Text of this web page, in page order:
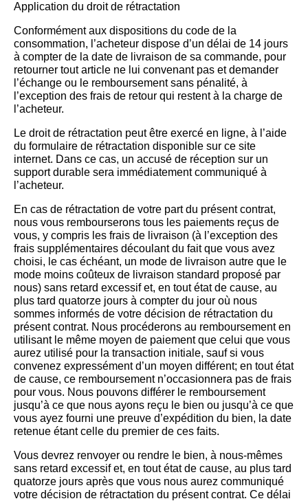
Application du droit de rétractation
Conformément aux dispositions du code de la
consommation, l’acheteur dispose d’un délai de 14 jours
à compter de la date de livraison de sa commande, pour
retourner tout article ne lui convenant pas et demander
l’échange ou le remboursement sans pénalité, à
l’exception des frais de retour qui restent à la charge de
l’acheteur.
Le droit de rétractation peut être exercé en ligne, à l’aide
du formulaire de rétractation disponible sur ce site
internet. Dans ce cas, un accusé de réception sur un
support durable sera immédiatement communiqué à
l’acheteur.
En cas de rétractation de votre part du présent contrat,
nous vous rembourserons tous les paiements reçus de
vous, y compris les frais de livraison (à l’exception des
frais supplémentaires découlant du fait que vous avez
choisi, le cas échéant, un mode de livraison autre que le
mode moins coûteux de livraison standard proposé par
nous) sans retard excessif et, en tout état de cause, au
plus tard quatorze jours à compter du jour où nous
sommes informés de votre décision de rétractation du
présent contrat. Nous procéderons au remboursement en
utilisant le même moyen de paiement que celui que vous
aurez utilisé pour la transaction initiale, sauf si vous
convenez expressément d’un moyen différent; en tout état
de cause, ce remboursement n’occasionnera pas de frais
pour vous. Nous pouvons différer le remboursement
jusqu’à ce que nous ayons reçu le bien ou jusqu’à ce que
vous ayez fourni une preuve d’expédition du bien, la date
retenue étant celle du premier de ces faits.
Vous devrez renvoyer ou rendre le bien, à nous-mêmes
sans retard excessif et, en tout état de cause, au plus tard
quatorze jours après que vous nous aurez communiqué
votre décision de rétractation du présent contrat. Ce délai